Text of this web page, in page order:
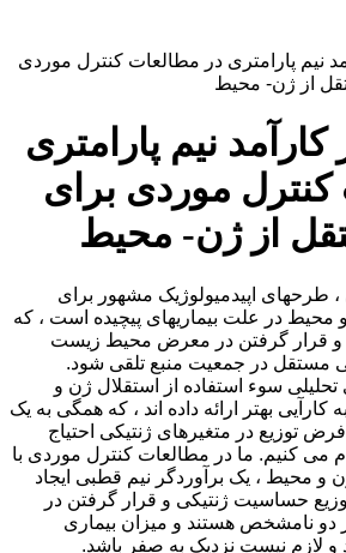
نیم پارامتری در مطالعات کنترل موردی
از ژن- محیط
نیم پارامتری
موردی برای
از ژن- محیط
طرحهای اپیدمیولوژیک مشهور برای
محیط در علت بیماریهای پیچیده است ، که
و قرار گرفتن در معرض محیط زیست
مستقل در جمعیت منبع تلقی شود.
سوء استفاده از استقلال ژن و
کارآیی بهتر ارائه داده اند ، که همگی به یک
توزیع در متغیرهای ژنتیکی احتیاج
می کنیم. ما در مطالعات کنترل موردی با
و محیط ، یک برآوردگر نیم قطبی ایجاد
حساسیت ژنتیکی و قرار گرفتن در
نامشخص هستند و میزان بیماری
لازم نیست نزدیک به صفر باشد.